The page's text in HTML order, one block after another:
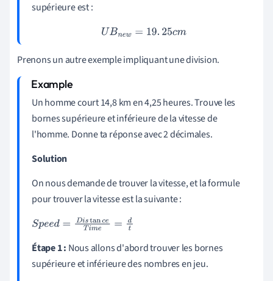
supérieure est :
UBnew= 19 25c m
Prenons un autre exemple impliquant une division.
Un homme court 14,8 km en 4,25 heures. Trouve les
bornes supérieure et inférieure de la vitesse de
l'homme. Donne ta réponse avec 2 décimales.
Solution
On nous demande de trouver la vitesse, et la formule
pour trouver la vitesse est la suivante :
Speed= Di tanceTim e=d t
Étape 1 : Nous allons d'abord trouver les bornes
supérieure et inférieure des nombres en jeu.